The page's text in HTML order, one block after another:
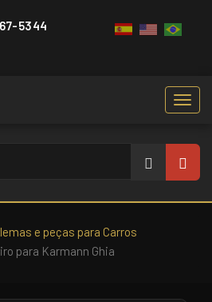
5344
e peças para Carros
para Karmann Ghia